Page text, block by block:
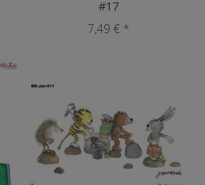
#17
7,49 € *